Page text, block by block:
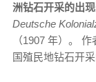
洲钻石开采的出
Deutsche
（1907 年）。
国殖民地钻石开采